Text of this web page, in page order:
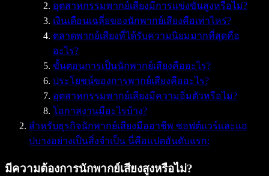
อุตสาหกรรมพากย์เสียงมีการแข่งขันสูงหรือไม่?
เงินเดือนเฉลี่ยของนักพากย์เสียงคือเท่าไหร่?
ตลาดพากย์เสียงที่ได้รับความนิยมมากที่สุดคือ
อะไร?
ขั้นตอนการเป็นนักพากย์เสียงคืออะไร?
ประโยชน์ของการพากย์เสียงคืออะไร?
อุตสาหกรรมพากย์เสียงมีความอิ่มตัวหรือไม่?
โอกาสงานมีอะไรบ้าง?
สำหรับธุรกิจนักพากย์เสียงมืออาชีพ ซอฟต์แวร์และแอ
ปบางอย่างเป็นสิ่งจำเป็น นี่คือแปดอันดับแรก:
มีความต้องการนักพากย์เสียงสูงหรือไม่?